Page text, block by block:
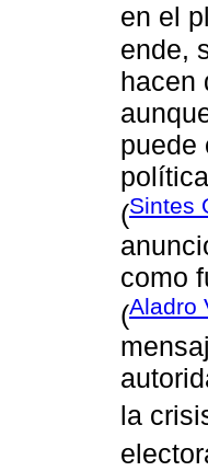
en el
ende,
hacen
puede
(Sintes
como
(Aladro
la